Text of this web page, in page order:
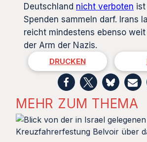
Deutschland nicht verboten
Spenden sammeln darf. Irans
reicht mindestens ebenso
der Arm der Nazis.
DRUCKEN
MEHR ZUM THEMA